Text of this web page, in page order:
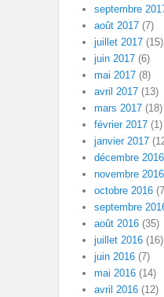
septembre
août 2017 (7)
juillet 2017 (15)
juin 2017 (6)
mai 2017 (8)
avril 2017 (13)
mars 2017 (18)
février 2017 (1)
janvier 2017
décembre 2016
novembre 2016
octobre 2016
septembre
août 2016 (35)
juillet 2016 (16)
juin 2016 (7)
mai 2016 (14)
avril 2016 (12)